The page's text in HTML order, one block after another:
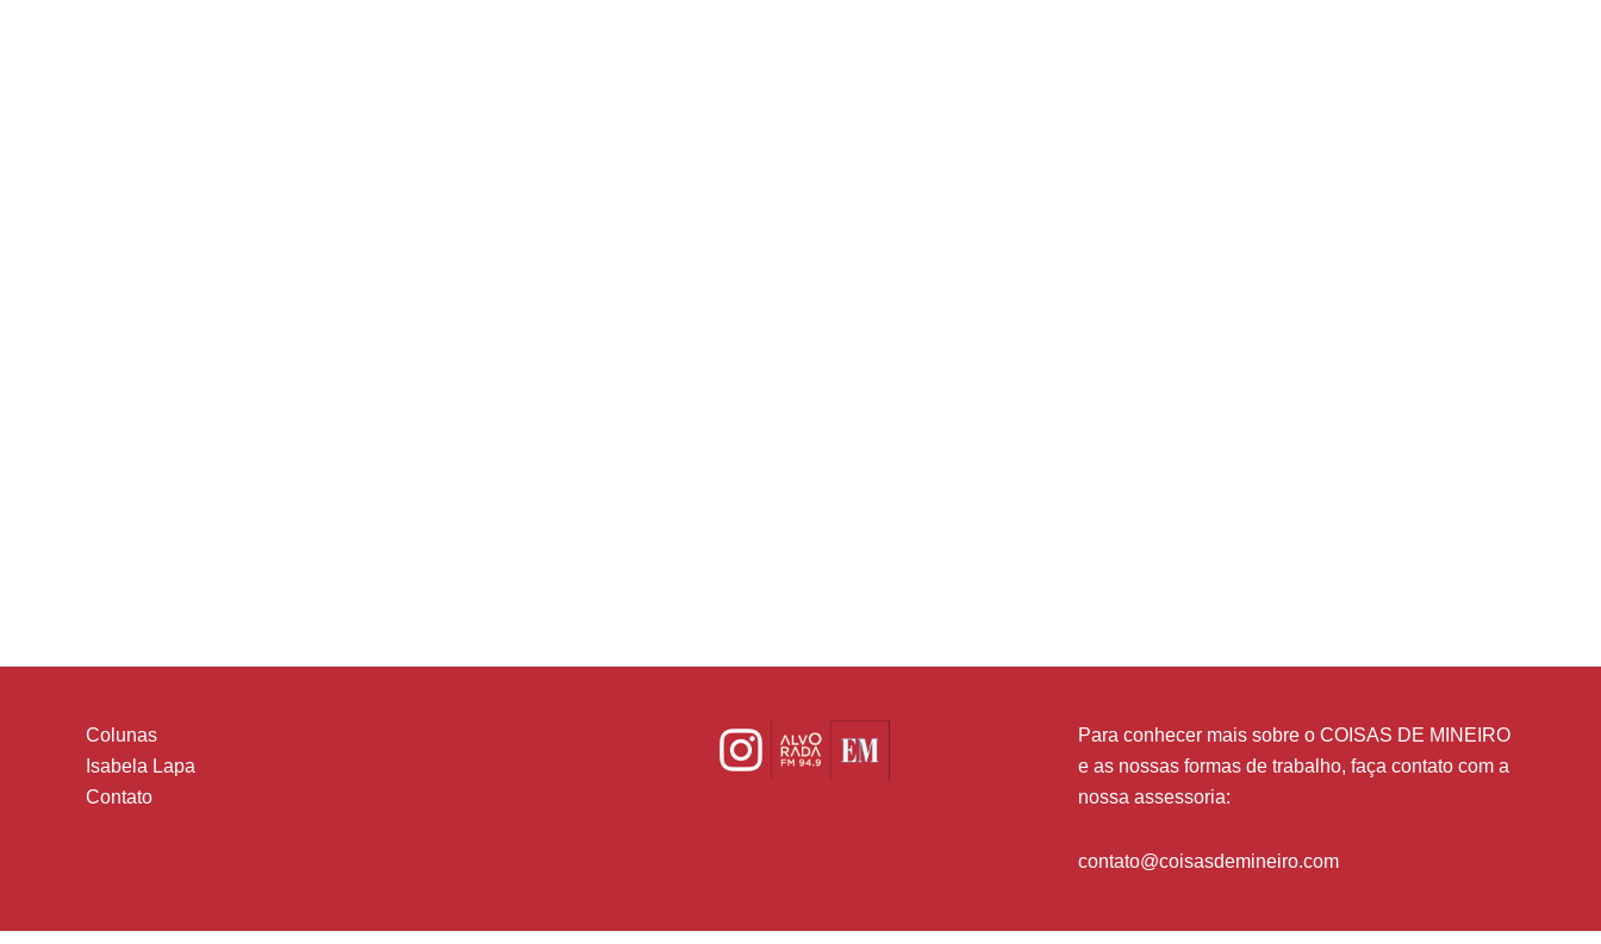
Colunas
Isabela Lapa
Contato
Para conhecer mais sobre o COISAS DE MINEIRO
e as nossas formas de trabalho, faça contato com a
nossa assessoria:
contato@coisasdemineiro.com